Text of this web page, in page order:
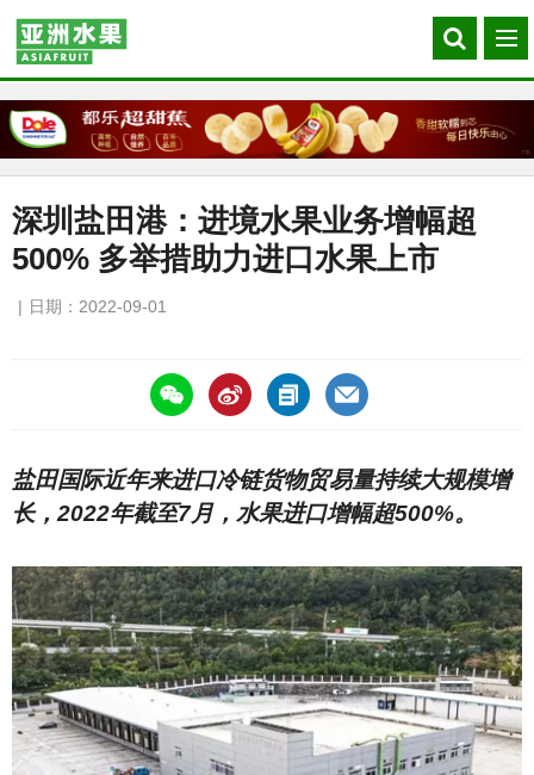
Search
our
菜
单
深圳盐田港：进境水果业务增幅超
500% 多举措助力进口水果上市
日期：2022-09-01
https://asiafruitchina.net/22230.html
盐田国际近年来进口冷链货物贸易量持续大规模增
长，2022年截至7月，水果进口增幅超500%。